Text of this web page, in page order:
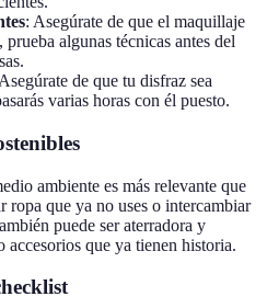
: Asegúrate de que el maquillaje
algunas técnicas antes del
de que tu disfraz sea
varias horas con él puesto.
ambiente es más relevante que
ropa que ya no uses o intercambiar
puede ser aterradora y
accesorios que ya tienen historia.